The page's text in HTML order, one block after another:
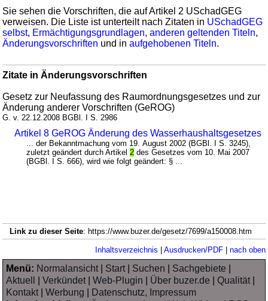
Sie sehen die Vorschriften, die auf Artikel 2 USchadGEG
verweisen. Die Liste ist unterteilt nach Zitaten in USchadGEG
selbst, Ermächtigungsgrundlagen,anderen geltenden Titeln,
Änderungsvorschriften und inaufgehobenen Titeln.
Zitate in Änderungsvorschriften
Gesetz zur Neufassung des Raumordnungsgesetzes und zur
Änderung anderer Vorschriften (GeROG)
G. v. 22.12.2008 BGBl. I S. 2986
Artikel 8 GeROG Änderung des Wasserhaushaltsgesetzes
... der Bekanntmachung vom 19. August 2002 (BGBl. I S. 3245),
zuletzt geändert durch Artikel 2 des Gesetzes vom 10. Mai 2007
(BGBl. I S. 666), wird wie folgt geändert: § ...
Link zu dieser Seite: https://www.buzer.de/gesetz/7699/a150008.htm
Inhaltsverzeichnis | Ausdrucken/PDF| nach oben
Menü: Normalansicht| Start| Suchen Sachgebiete
Aktuell
|Verkündet|Web-Plugin Über buzer.de |Qualität|
Kontakt|Werbung
Datenschutz, Impressum